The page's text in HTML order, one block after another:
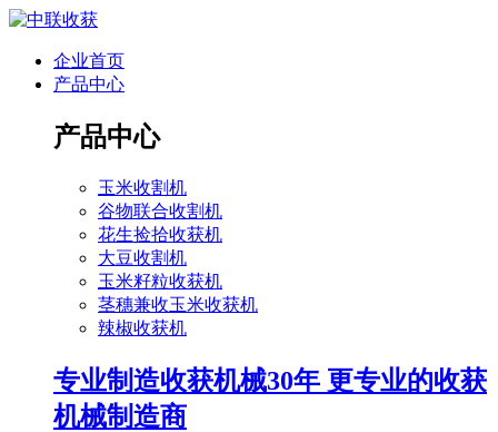
企业首页
产品中心
产品中心
玉米收割机
谷物联合收割机
花生捡拾收获机
大豆收割机
玉米籽粒收获机
茎穗兼收玉米收获机
辣椒收获机
专业制造收获机械30年 更专业的收获
机械制造商